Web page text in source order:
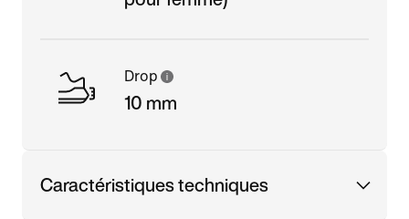
Drop
10 mm
Caractéristiques techniques